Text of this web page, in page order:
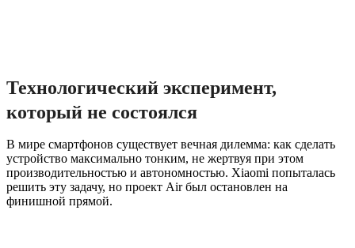
Технологический эксперимент,
который не состоялся
В мире смартфонов существует вечная дилемма: как сделать
устройство максимально тонким, не жертвуя при этом
производительностью и автономностью. Xiaomi попыталась
решить эту задачу, но проект Air был остановлен на
финишной прямой.